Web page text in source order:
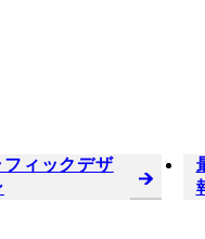
フィックデザ